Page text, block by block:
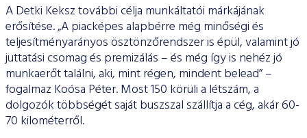
A Detki Keksz további célja munkáltatói márkájának
erősítése. „A piacképes alapbérre még minőségi és
teljesítményarányos ösztönzőrendszer is épül, valamint jó
juttatási csomag és premizálás – és még így is nehéz jó
munkaerőt találni, aki, mint régen, mindent belead” –
fogalmaz Koósa Péter. Most 150 körüli a létszám, a
dolgozók többségét saját buszszal szállítja a cég, akár 60-
70 kilométerről.